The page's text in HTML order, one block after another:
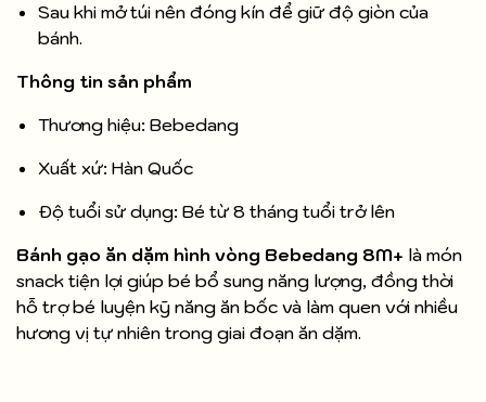
Sau khi mở túi nên đóng kín để giữ độ giòn của
bánh.
Thông tin sản phẩm
Thương hiệu: Bebedang
Xuất xứ: Hàn Quốc
Độ tuổi sử dụng: Bé từ 8 tháng tuổi trở lên
Bánh gạo ăn dặm hình vòng Bebedang 8M+ là món
snack tiện lợi giúp bé bổ sung năng lượng, đồng thời
hỗ trợ bé luyện kỹ năng ăn bốc và làm quen với nhiều
hương vị tự nhiên trong giai đoạn ăn dặm.